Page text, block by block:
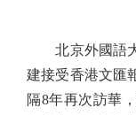
北京外國語大
建接受香港文匯
隔8年再次訪華